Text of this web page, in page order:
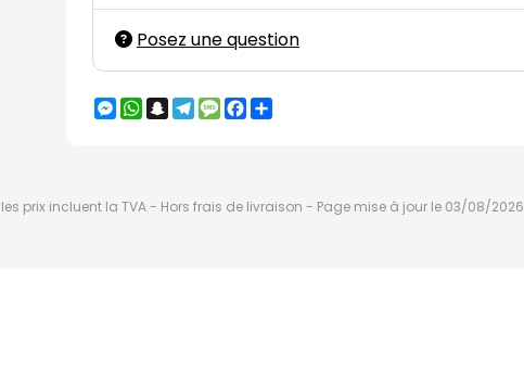
Posez une question
Messenger
WhatsApp
Snapchat
Telegram
MessageFacebook
prix incluent la TVA - Hors frais de livraison - Page mise à jour le 03/08/2026